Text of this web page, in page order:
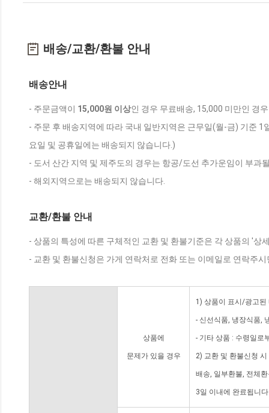
배송/교환/환불 안내
배송안내
- 주문금액이 15,000원 이상인 경우 무료배송, 15,000 미만인 경
- 주문 후 배송지역에 따라 국내 일반지역은 근무일(월-금) 기준
요일 및 공휴일에는 배송되지 않습니다.)
- 도서 산간 지역 및 제주도의 경우는 항공/도선 추가운임이 부과
- 해외지역으로는 배송되지 않습니다.
교환/환불 안내
- 상품의 특성에 따른 구체적인 교환 및 환불기준은 각 상품의 '상
- 교환 및 환불신청은 가게 연락처로 전화 또는 이메일로 연락주
상품에
문제가 있을 경우
1) 상품이 표시/광고된
- 신선식품, 냉장식품,
- 기타 상품 : 수령일로
2) 교환 및 환불신청
배송, 일부환불, 전체
3일 이내에 완료됩니